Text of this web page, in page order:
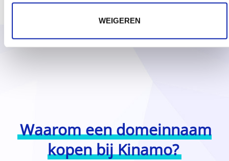
WEIGEREN
Waarom een domeinnaam
kopen bij Kinamo?